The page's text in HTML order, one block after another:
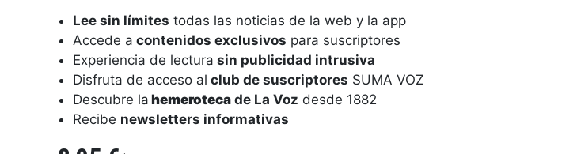
Lee sin límites todas las noticias de la web y la app
Accede a contenidos exclusivos para suscriptores
Experiencia de lectura sin publicidad intrusiva
Disfruta de acceso al club de suscriptores SUMA VOZ
Descubre la hemeroteca de La Voz desde 1882
Recibe newsletters informativas